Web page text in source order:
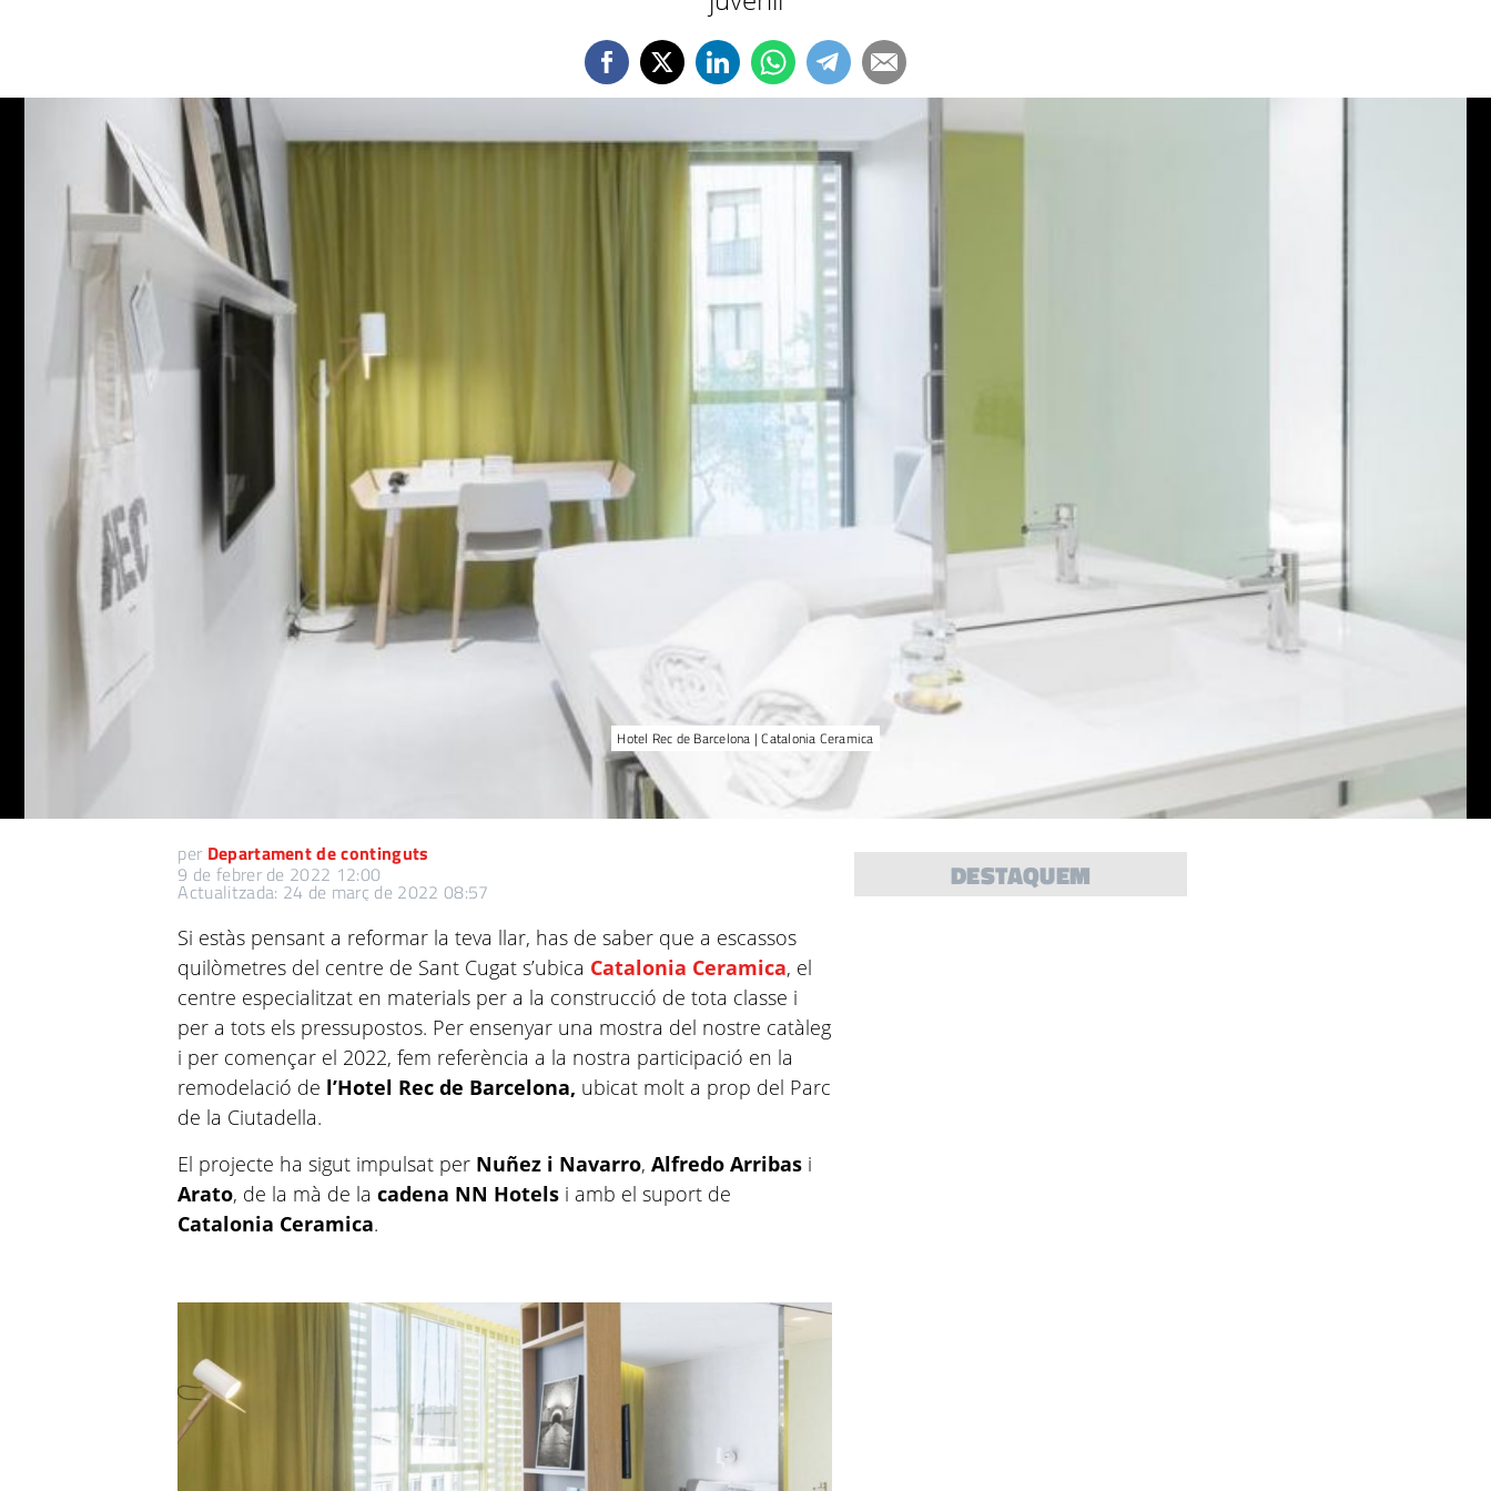
Hotel Rec de Barcelona | Catalonia Ceramica
per Departament de continguts
9 de febrer de 2022 12:00
Actualitzada: 24 de març de 2022 08:57
Si estàs pensant a reformar la teva llar, has de saber que a escassos
quilòmetres del centre de Sant Cugat s’ubica Catalonia Ceramica, el
centre especialitzat en materials per a la construcció de tota classe i
per a tots els pressupostos. Per ensenyar una mostra del nostre catàleg
i per començar el 2022, fem referència a la nostra participació en la
remodelació de l’Hotel Rec de Barcelona, ubicat molt a prop del Parc
de la Ciutadella.
El projecte ha sigut impulsat per Nuñez i Navarro,Alfredo Arribas i
Arato, de la mà de lacadena NN Hotels i amb el suport de
Catalonia Ceramica.
DESTAQUEM